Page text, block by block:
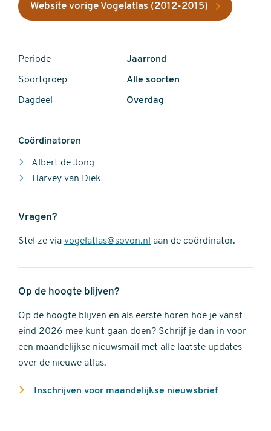
Website vorige Vogelatlas (2012-2015)
Periode Jaarrond
Soortgroep Alle soorten
Dagdeel Overdag
Coördinatoren
Albert de Jong
Harvey van Diek
Vragen?
Stel ze via vogelatlas@sovon.nl aan de coördinator.
Op de hoogte blijven?
Op de hoogte blijven en als eerste horen hoe je vanaf
eind 2026 mee kunt gaan doen? Schrijf je dan in voor
een maandelijkse nieuwsmail met alle laatste updates
over de nieuwe atlas.
Inschrijven voor maandelijkse nieuwsbrief